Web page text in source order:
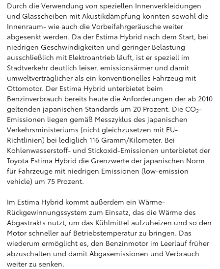
Durch die Verwendung von speziellen Innenverkleidungen
und Glasscheiben mit Akustikdämpfung konnten sowohl die
Innenraum- wie auch die Vorbeifahrgeräusche weiter
abgesenkt werden. Da der Estima Hybrid nach dem Start, bei
niedrigen Geschwindigkeiten und geringer Belastung
ausschließlich mit Elektroantrieb läuft, ist er speziell im
Stadtverkehr deutlich leiser, emissionsärmer und damit
umweltverträglicher als ein konventionelles Fahrzeug mit
Ottomotor. Der Estima Hybrid unterbietet beim
Benzinverbrauch bereits heute die Anforderungen der ab 2010
geltenden japanischen Standards um 20 Prozent. Die CO2-
Emissionen liegen gemäß Messzyklus des japanischen
Verkehrsministeriums (nicht gleichzusetzen mit EU-
Richtlinien) bei lediglich 116 Gramm/Kilometer. Bei
Kohlenwasserstoff- und Stickoxid-Emissionen unterbietet der
Toyota Estima Hybrid die Grenzwerte der japanischen Norm
für Fahrzeuge mit niedrigen Emissionen (low-emission
vehicle) um 75 Prozent.
Im Estima Hybrid kommt außerdem ein Wärme-
Rückgewinnungssystem zum Einsatz, das die Wärme des
Abgastrakts nutzt, um das Kühlmittel aufzuheizen und so den
Motor schneller auf Betriebstemperatur zu bringen. Das
wiederum ermöglicht es, den Benzinmotor im Leerlauf früher
abzuschalten und damit Abgasemissionen und Verbrauch
weiter zu senken.